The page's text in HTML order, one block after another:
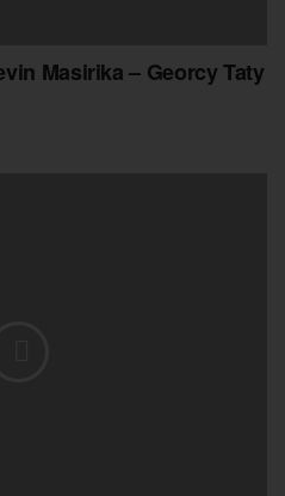
Masirika – Georcy Taty